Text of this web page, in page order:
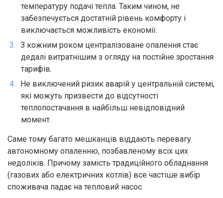
температуру подачі тепла. Таким чином, не
забезпечується достатній рівень комфорту і
виключається можливість економії.
З кожним роком централізоване опалення стає
дедалі витратнішим з огляду на постійне зростання
тарифів.
Не виключений ризик аварій у центральній системі,
які можуть призвести до відсутності
теплопостачання в найбільш невідповідний
момент.
Саме тому багато мешканців віддають перевагу
автономному опаленню, позбавленому всіх цих
недоліків. Причому замість традиційного обладнання
(газових або електричних котлів) все частіше вибір
споживача падає на тепловий насос.